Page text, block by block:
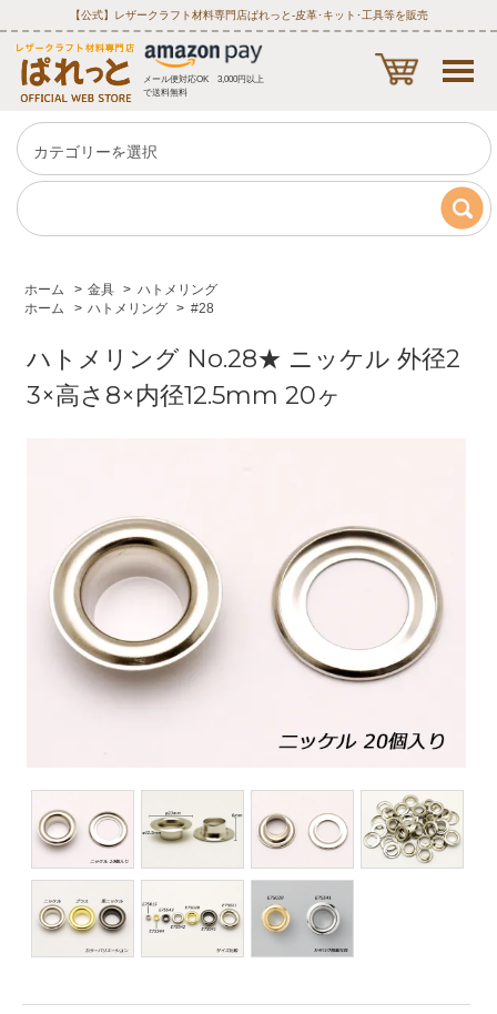
【公式】レザークラフト材料専門店ぱれっと‐皮革･キット･工具等を販売
メール便対応OK 3,000円以上
で送料無料
ホーム > 金具 > ハトメリング
ホーム
> ハトメリング > #28
ハトメリング No.28★ ニッケル 外径2
3×高さ8×内径12.5mm 20ヶ